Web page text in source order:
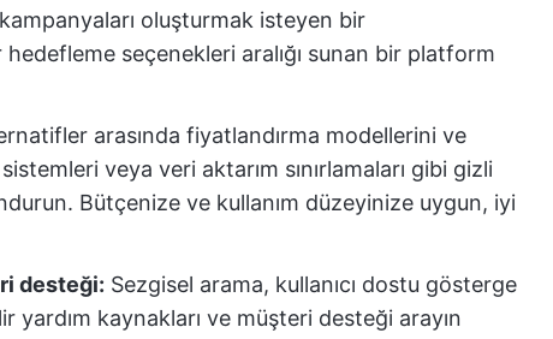
oluşturmak isteyen bir
hedefleme seçenekleri aralığı sunan bir platform
arasında fiyatlandırma modellerini ve
veya veri aktarım sınırlamaları gibi gizli
Bütçenize ve kullanım düzeyinize uygun, iyi
desteği: Sezgisel arama, kullanıcı dostu gösterge
yardım kaynakları ve müşteri desteği arayın